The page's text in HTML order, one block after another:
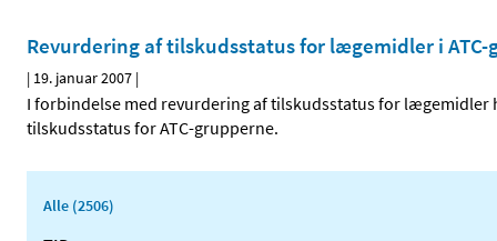
Revurdering af tilskudsstatus for lægemidler i ATC-
| 19. januar 2007 |
I forbindelse med revurdering af tilskudsstatus for
tilskudsstatus for ATC-grupperne.
Alle (2506)